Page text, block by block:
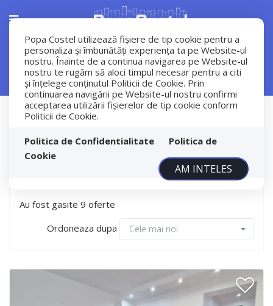
Popa Costel utilizează fişiere de tip cookie pentru a
personaliza și îmbunătăți experiența ta pe Website-ul
nostru. Înainte de a continua navigarea pe Website-ul
nostru te rugăm să aloci timpul necesar pentru a citi
și înțelege conținutul Politicii de Cookie. Prin
continuarea navigării pe Website-ul nostru confirmi
acceptarea utilizării fişierelor de tip cookie conform
Politicii de Cookie.
Politica de Confidentialitate
Politica de
Cookie
AM INTELES
Filtreaza
Inchiriere
Apartamente
Apartamente de inchiriat
Au fost gasite 9 oferte
Ordoneaza dupa
Cele mai noi